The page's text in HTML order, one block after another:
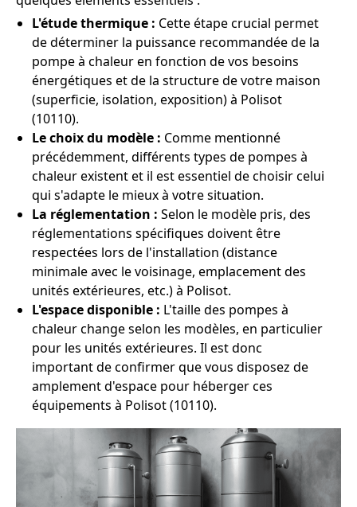
L'étude thermique : Cette étape crucial permet
de déterminer la puissance recommandée de la
pompe à chaleur en fonction de vos besoins
énergétiques et de la structure de votre maison
(superficie, isolation, exposition) à Polisot
(10110).
Le choix du modèle : Comme mentionné
précédemment, différents types de pompes à
chaleur existent et il est essentiel de choisir celui
qui s'adapte le mieux à votre situation.
La réglementation : Selon le modèle pris, des
réglementations spécifiques doivent être
respectées lors de l'installation (distance
minimale avec le voisinage, emplacement des
unités extérieures, etc.) à Polisot.
L'espace disponible : L'taille des pompes à
chaleur change selon les modèles, en particulier
pour les unités extérieures. Il est donc
important de confirmer que vous disposez de
amplement d'espace pour héberger ces
équipements à Polisot (10110).